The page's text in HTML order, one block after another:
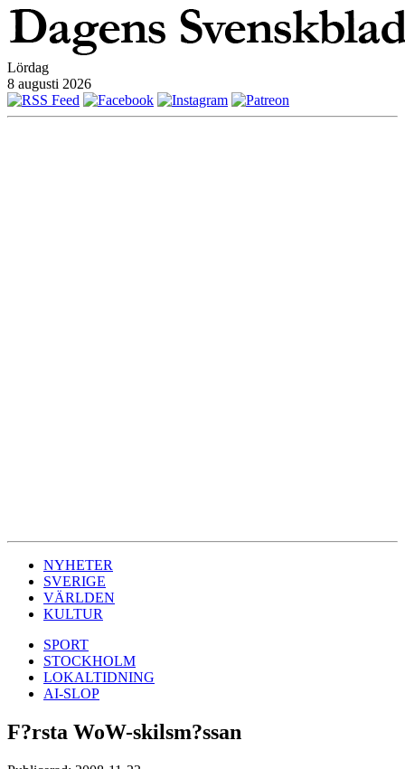
Lördag
8 augusti 2026
NYHETER
SVERIGE
VÄRLDEN
KULTUR
SPORT
STOCKHOLM
LOKALTIDNING
AI-SLOP
F?rsta WoW-skilsm?ssan